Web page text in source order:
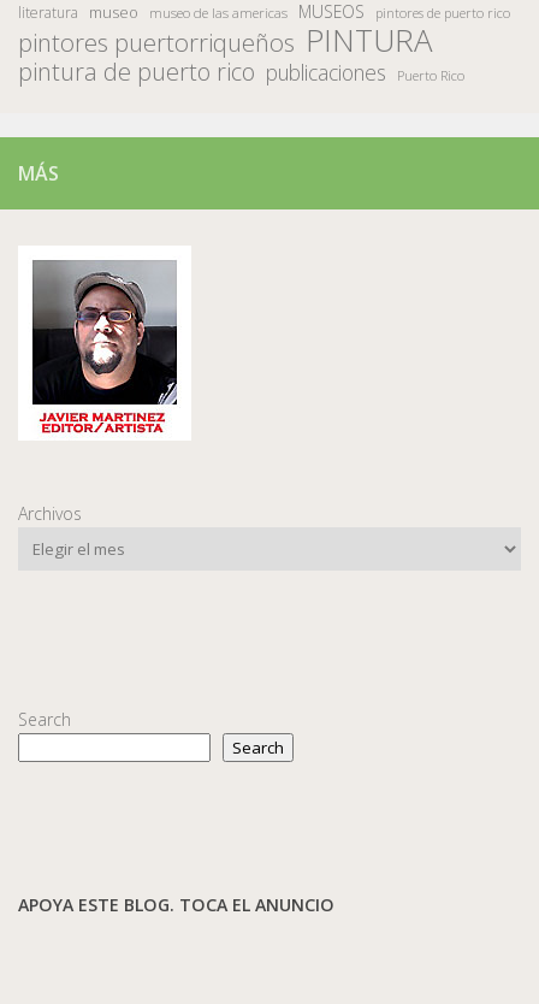
literatura museo museo de las americas MUSEOS pintores de puerto rico
pintores puertorriqueños PINTURA
pintura de puerto rico publicaciones Puerto Rico
MÁS
Archivos
Search
Search
APOYA ESTE BLOG. TOCA EL ANUNCIO